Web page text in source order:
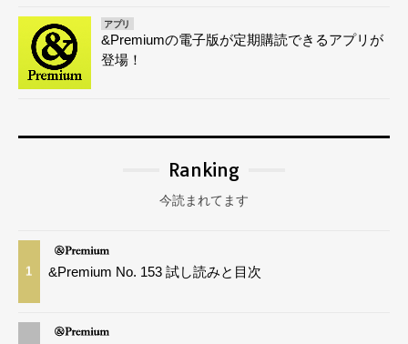
アプリ
&Premiumの電子版が定期購読できるアプリが
登場！
Ranking
今読まれてます
1 &Premium No. 153 試し読みと目次